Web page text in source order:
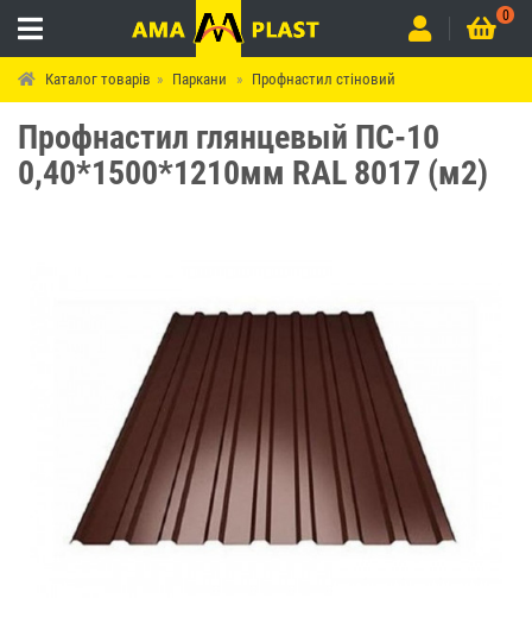
0
Каталог товарів Паркани Профнастил стіновий
Профнастил глянцевый ПС-10
0,40*1500*1210мм RAL 8017 (м2)